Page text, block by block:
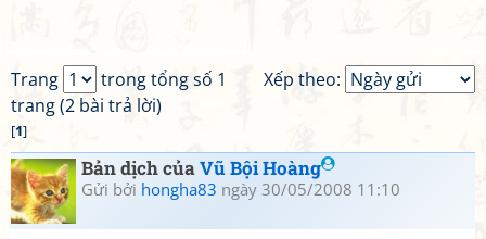
Xếp theo:
Trang
trong tổng số 1
trang (2 bài trả lời)
[1]
Bản dịch củaVũ Bội Hoàng
Gửi bởi hongha83 ngày 30/05/2008 11:10